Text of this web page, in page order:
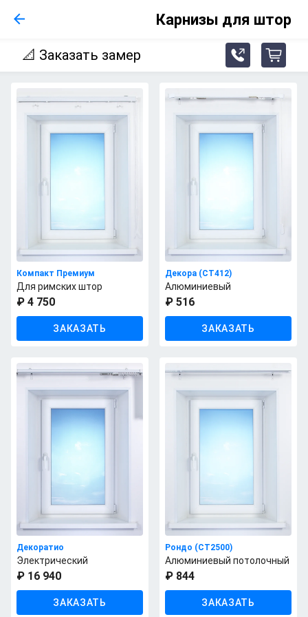
Карнизы для штор
📐 Заказать замер phone_fill_arrow_up_right cart
Компакт Премиум
Для римских штор
₽ 4 750
ЗАКАЗАТЬ
Декора (СТ412)
Алюминиевый
₽ 516
ЗАКАЗАТЬ
Декоратио
Электрический
₽ 16 940
ЗАКАЗАТЬ
Рондо (СТ2500)
Алюминиевый потолочный
₽ 844
ЗАКАЗАТЬ